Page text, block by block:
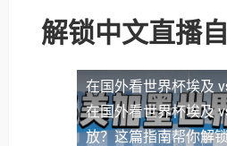
解锁中文直播
在国外看世界杯埃及
在国外看世界杯埃及
放？这篇指南帮你解